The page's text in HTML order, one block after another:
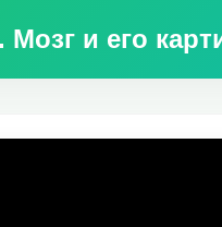
Мозг и его